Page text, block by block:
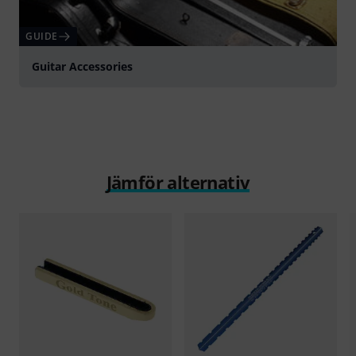
GUIDE
Guitar Accessories
Jämför alternativ